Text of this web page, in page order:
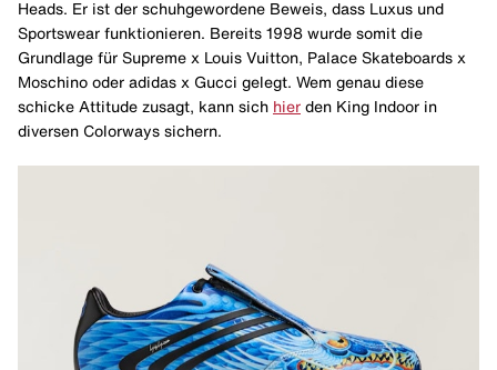
Heads. Er ist der schuhgewordene Beweis, dass Luxus und
Sportswear funktionieren. Bereits 1998 wurde somit die
Grundlage für Supreme x Louis Vuitton, Palace Skateboards x
Moschino oder adidas x Gucci gelegt. Wem genau diese
schicke Attitude zusagt, kann sich hier den King Indoor in
diversen Colorways sichern.